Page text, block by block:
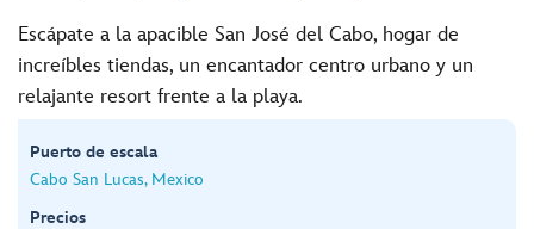
Escápate a la apacible San José del Cabo, hogar de
increíbles tiendas, un encantador centro urbano y un
relajante resort frente a la playa.
Puerto de escala
Cabo San Lucas, Mexico
Precios